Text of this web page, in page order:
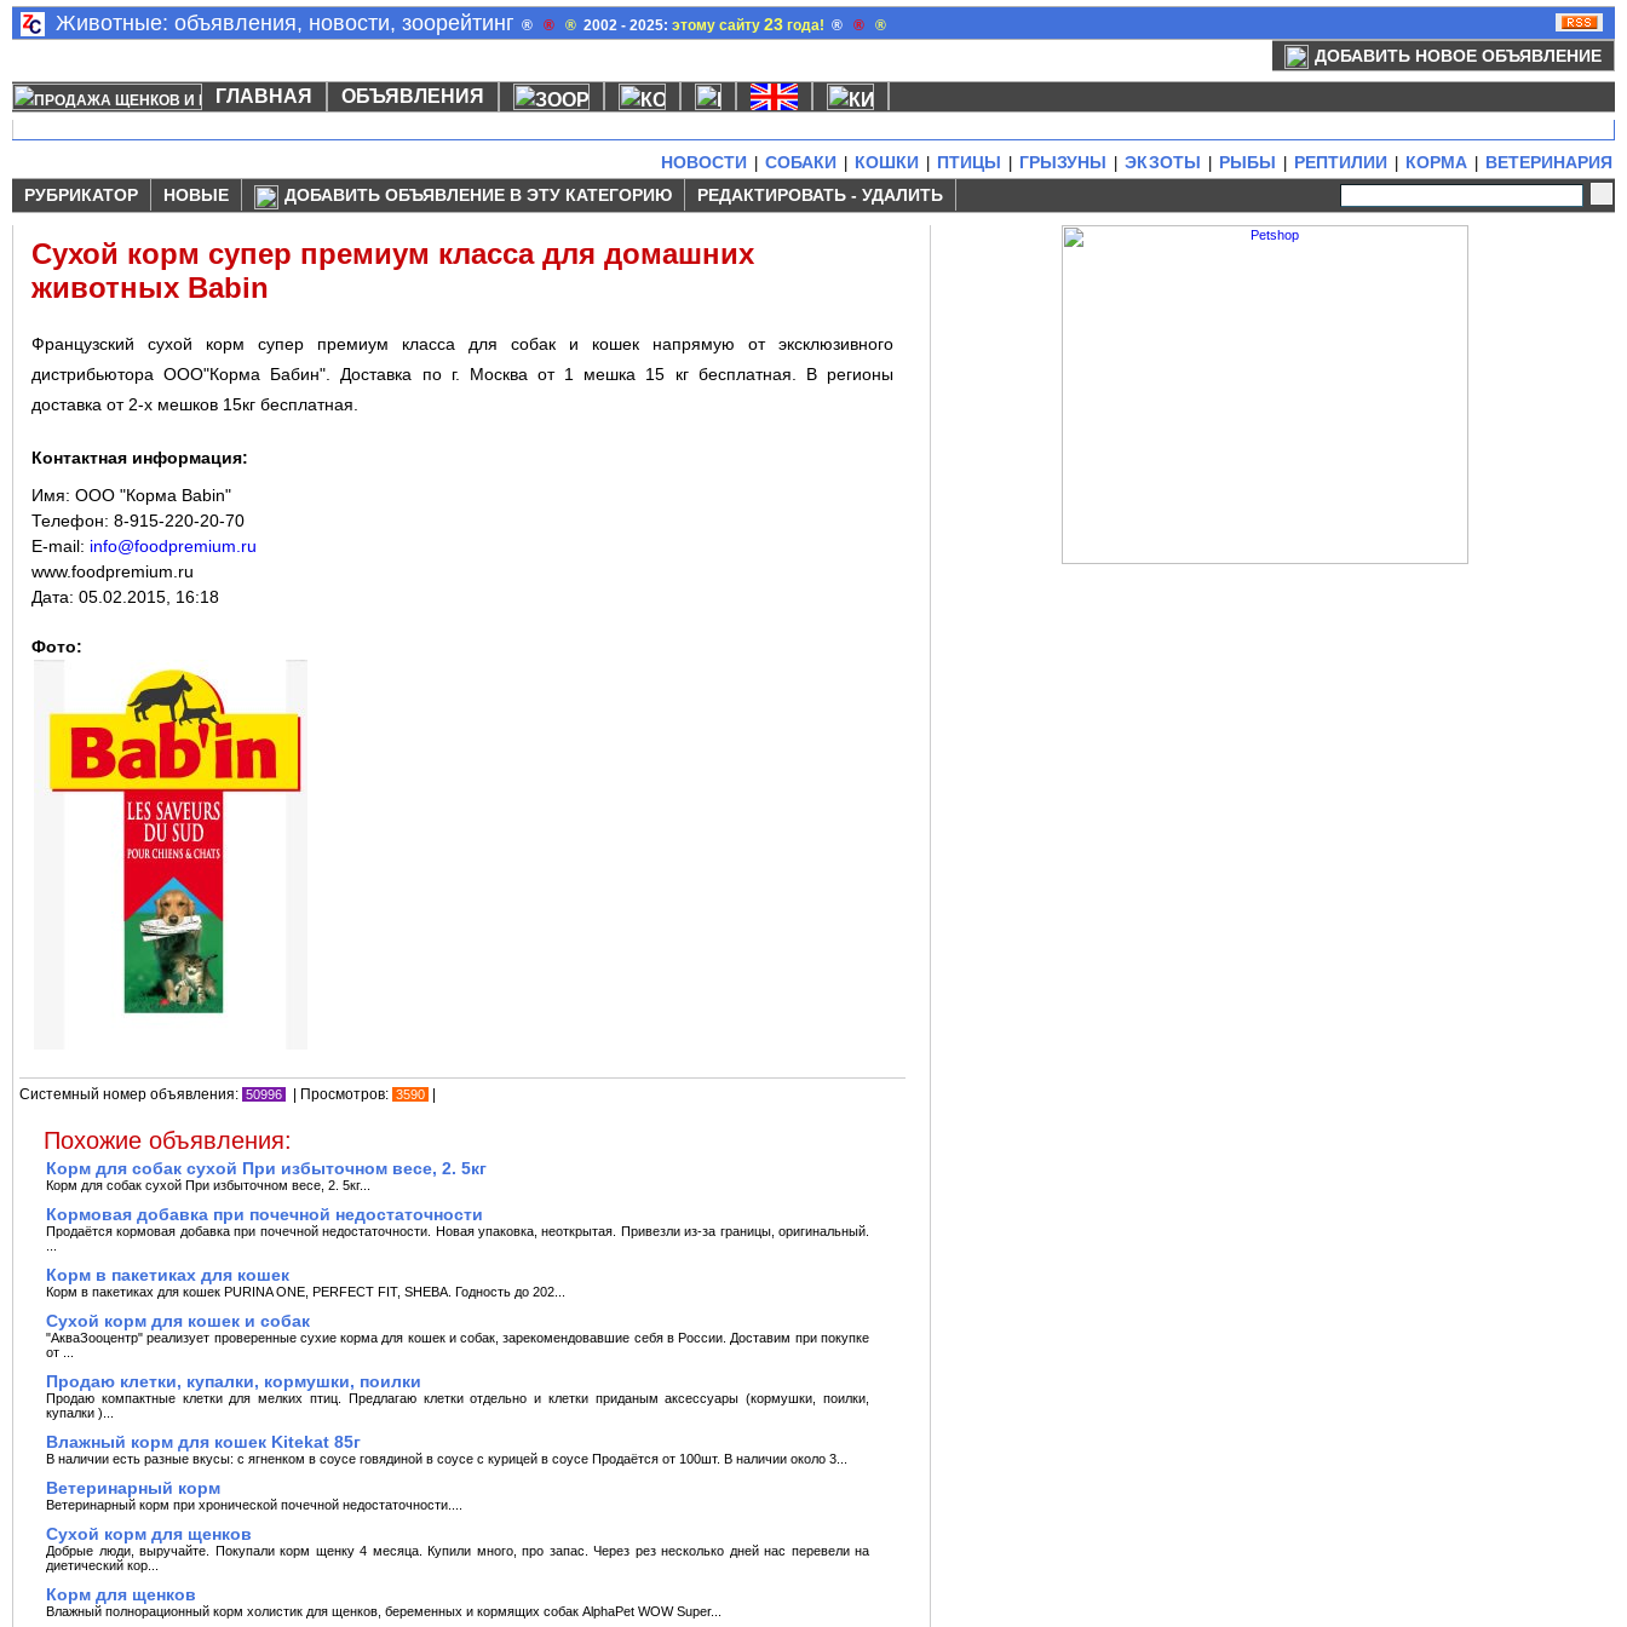
Животные: объявления, новости, зоорейтинг ® ® ® 2002 - 2025:этому сайту23 года! ® ® ®
ДОБАВИТЬ НОВОЕ ОБЪЯВЛЕНИЕ
ГЛАВНАЯ ОБЪЯВЛЕНИЯ
НОВОСТИ СОБАКИ КОШКИ ПТИЦЫ ГРЫЗУНЫ ЭКЗОТЫ РЫБЫ РЕПТИЛИИ КОРМА
ВЕТЕРИНАРИЯ
РУБРИКАТОР
НОВЫЕ ДОБАВИТЬ ОБЪЯВЛЕНИЕ В ЭТУ КАТЕГОРИЮ РЕДАКТИРОВАТЬ - УДАЛИТЬ
Cухой корм супер премиум класса для домашних
животных Babin
Французский сухой корм супер премиум класса для собак и кошек напрямую от эксклюзивного
дистрибьютора ООО"Корма Бабин". Доставка по г. Москва от 1 мешка 15 кг бесплатная. В регионы
доставка от 2-х мешков 15кг бесплатная.
Контактная информация:
Имя: ООО "Корма Babin"
Телефон: 8-915-220-20-70
E-mail: info@foodpremium.ru
www.foodpremium.ru
Дата: 05.02.2015, 16:18
Фото:
Системный номер объявления: 50996 | Просмотров: 3590 |
Похожие объявления:
Корм для собак сухой При избыточном весе, 2. 5кг
Корм для собак сухой При избыточном весе, 2. 5кг...
Кормовая добавка при почечной недостаточности
Продаётся кормовая добавка при почечной недостаточности. Новая упаковка, неоткрытая. Привезли из-за границы, оригинальный.
Корм в пакетиках для кошек
Корм в пакетиках для кошек PURINA ONE, PERFECT FIT, SHEBA. Годность до 202...
Сухой корм для кошек и собак
"АкваЗооцентр" реализует проверенные сухие корма для кошек и собак, зарекомендовавшие себя в России. Доставим при покупке
от ...
Продаю клетки, купалки, кормушки, поилки
Продаю компактные клетки для мелких птиц. Предлагаю клетки отдельно и клетки приданым аксессуары (кормушки, поилки,
купалки )...
Влажный корм для кошек Kitekat 85г
В наличии есть разные вкусы: с ягненком в соусе говядиной в соусе с курицей в соусе Продаётся от 100шт. В наличии около 3...
Ветеринарный корм
Ветеринарный корм при хронической почечной недостаточности....
Сухой корм для щенков
Добрые люди, выручайте. Покупали корм щенку 4 месяца. Купили много, про запас. Через рез несколько дней нас перевели на
диетический кор...
Корм для щенков
Влажный полнорационный корм холистик для щенков, беременных и кормящих собак AlphaPet WOW Super...